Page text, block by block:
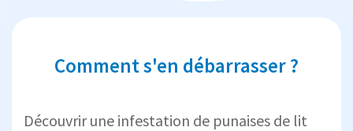
Comment s'en débarrasser ?
Découvrir une infestation de punaises de lit